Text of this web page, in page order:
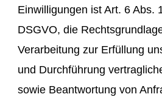
Einwilligungen ist Art. 6 Abs.
DSGVO, die
Verarbeitung zur Erfüllung
und Durchführung
sowie Beantwortung von